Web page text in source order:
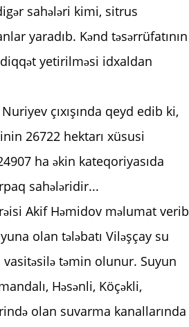
sahələri kimi, sitrus
yaradıb. Kənd təsərrüfatının
yetirilməsi idxaldan
çıxışında qeyd edib ki,
26722 hektarı xüsusi
ha əkin kateqoriyasıda
sahələridir...
Akif Həmidov məlumat verib
olan tələbatı Viləşçay su
vasitəsilə təmin olunur. Suyun
Həsənli, Köçəkli,
olan suvarma kanallarında